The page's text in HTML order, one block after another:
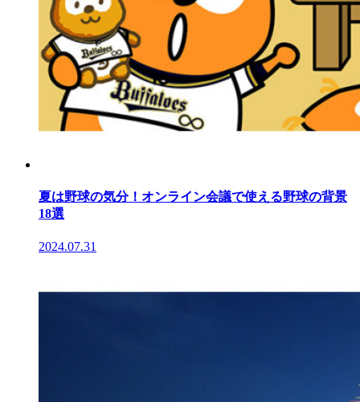
夏は野球の気分！オンライン会議で使える野球の背景
18選
2024.07.31